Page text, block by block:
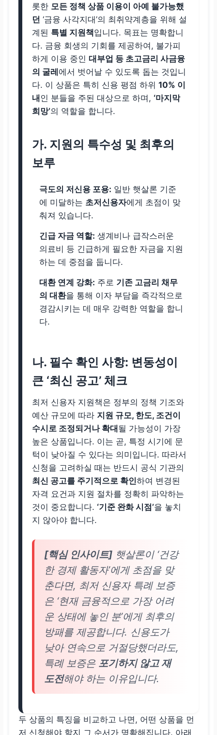
롯한 모든 정책 상품 이용이 아예 불가능했
던 ‘금융 사각지대’의 최취약계층을 위해 설
계된 특별 지원책입니다. 목표는 명확합니
다. 금융 회생의 기회를 제공하여, 불가피
하게 이용 중인대부업 등 초고금리 사금융
의 굴레 에서 벗어날 수 있도록 돕는 것입니
다. 이 상품은 특히 신용 평점 하위10% 이
내 인 분들을 주된 대상으로 하며, ‘마지막
희망’의 역할을 합니다.
가. 지원의 특수성 및 최후의
보루
극도의 저신용 포용: 일반 햇살론 기준
에 미달하는 초저신용자에게 초점이 맞
춰져 있습니다.
긴급 자금 역할: 생계비나 급작스러운
의료비 등 긴급하게 필요한 자금을 지원
하는 데 중점을 둡니다.
대환 연계 강화: 주로 기존 고금리 채무
의 대환을 통해 이자 부담을 즉각적으로
경감시키는 데 매우 강력한 역할을 합니
다.
나. 필수 확인 사항: 변동성이
큰 ‘최신 공고’ 체크
최저 신용자 지원책은 정부의 정책 기조와
예산 규모에 따라 지원 규모, 한도, 조건이
수시로 조정되거나 확대 될 가능성이 가장
높은 상품입니다. 이는 곧, 특정 시기에 문
턱이 낮아질 수 있다는 의미입니다. 따라서
신청을 고려하실 때는 반드시 공식 기관의
최신 공고를 주기적으로 확인하여 변경된
자격 요건과 지원 절차를 정확히 파악하는
것이 중요합니다. ‘기준 완화 시점’을 놓치
지 않아야 합니다.
[핵심 인사이트] 햇살론이 ‘건강
한 경제 활동자’에게 초점을 맞
춘다면, 최저 신용자 특례 보증
은 ‘현재 금융적으로 가장 어려
운 상태에 놓인 분’에게 최후의
방패를 제공합니다. 신용도가
낮아 연속으로 거절당했더라도,
특례 보증은 포기하지 않고 재
도전해야 하는 이유입니다.
두 상품의 특징을 비교하고 나면, 어떤 상품을 먼
저 신청해야 할지 그 순서가 명확해집니다. 아래